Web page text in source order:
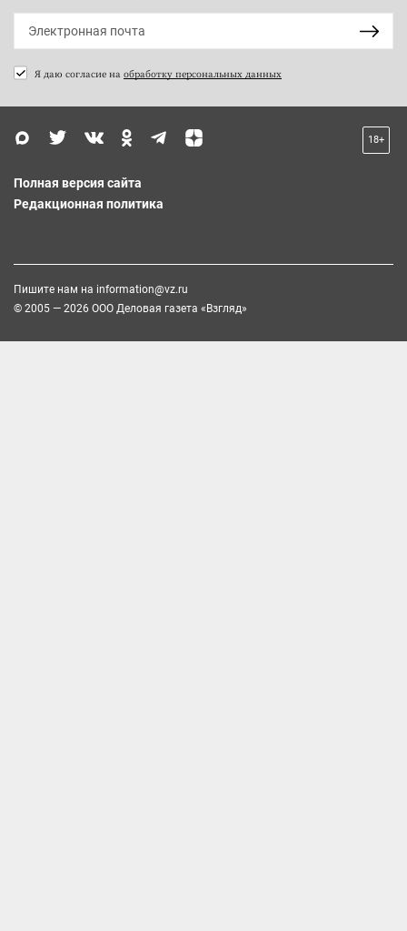
Я даю согласие на обработку персональных данных
18+
Полная версия сайта
Редакционная политика
Пишите нам на information@vz.ru
© 2005 — 2026 ООО Деловая газета «Взгляд»